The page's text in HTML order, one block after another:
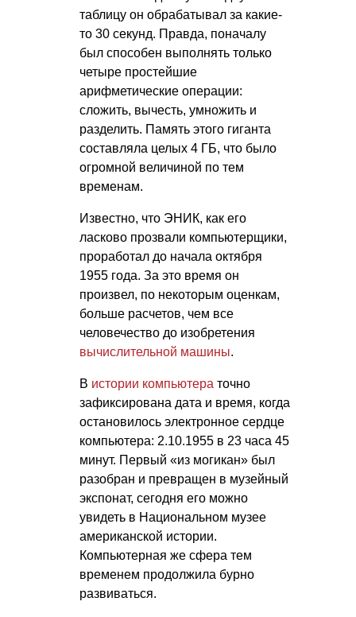
таблицу он обрабатывал за какие-
то 30 секунд. Правда, поначалу
был способен выполнять только
четыре простейшие
арифметические операции:
сложить, вычесть, умножить и
разделить. Память этого гиганта
составляла целых 4 ГБ, что было
огромной величиной по тем
временам.
Известно, что ЭНИК, как его
ласково прозвали компьютерщики,
проработал до начала октября
1955 года. За это время он
произвел, по некоторым оценкам,
больше расчетов, чем все
человечество до изобретения
вычислительной машины.
В истории компьютера точно
зафиксирована дата и время, когда
остановилось электронное сердце
компьютера: 2.10.1955 в 23 часа 45
минут. Первый «из могикан» был
разобран и превращен в музейный
экспонат, сегодня его можно
увидеть в Национальном музее
американской истории.
Компьютерная же сфера тем
временем продолжила бурно
развиваться.